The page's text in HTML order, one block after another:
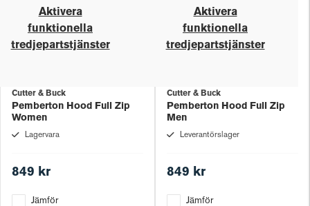
Aktivera
funktionella
tredjepartstjänster
Cutter & Buck
Pemberton Hood Full Zip
Women
Lagervara
849 kr
Jämför
Aktivera
funktionella
tredjepartstjänster
Cutter & Buck
Pemberton Hood Full Zip
Men
Leverantörslager
849 kr
Jämför